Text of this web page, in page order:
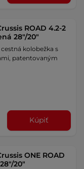
ROAD 4.2-2
28"/20"
kolobežka s
patentovaným
Kúpiť
ONE ROAD
20"